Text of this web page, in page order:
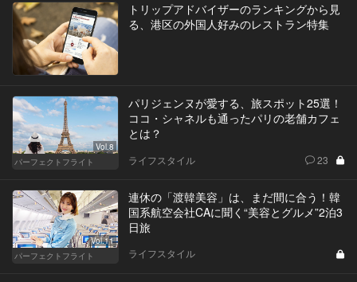
トリップアドバイザーのランキングから見
る、港区の外国人好みのレストラン特集
Vol.8
パーフェクトフライト
パリジェンヌが愛する、旅スポット25選！
ココ・シャネルも通ったパリの老舗カフェ
とは？
ライフスタイル 23
Vol.11
パーフェクトフライト
連休の「渡韓美容」は、まだ間に合う！韓
国系航空会社CAに聞く“美容とグルメ”2泊3
日旅
ライフスタイル